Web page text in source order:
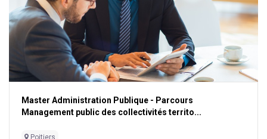
Master Administration Publique - Parcours
Management public des collectivités territo...
Poitiers